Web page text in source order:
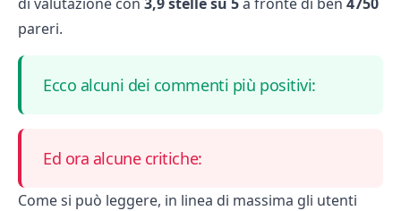
pareri.
Ecco alcuni dei commenti più positivi:
Ed ora alcune critiche:
Come si può leggere, in linea di massima gli utenti